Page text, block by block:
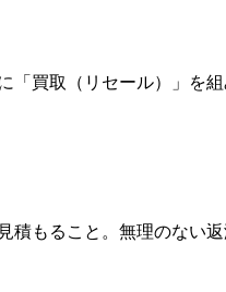
買取（リセール）」を
もること。無理のない